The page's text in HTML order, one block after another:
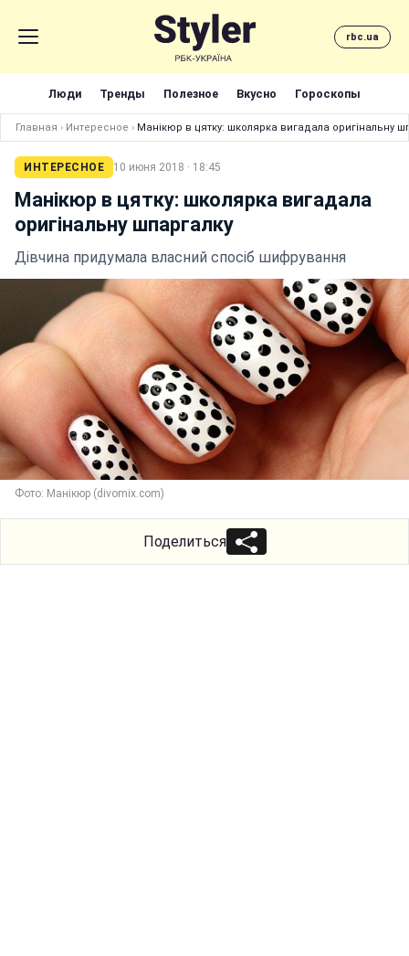
rbc.ua
Люди Тренды Полезное Вкусно Гороскопы
Главная › Интересное › Манікюр в цятку: школярка вигадала оригінальну
ИНТЕРЕСНОЕ 10 июня 2018 · 18:45
Манікюр в цятку: школярка вигадала
оригінальну шпаргалку
Дівчина придумала власний спосіб шифрування
Фото: Манікюр (divomix.com)
Поделиться